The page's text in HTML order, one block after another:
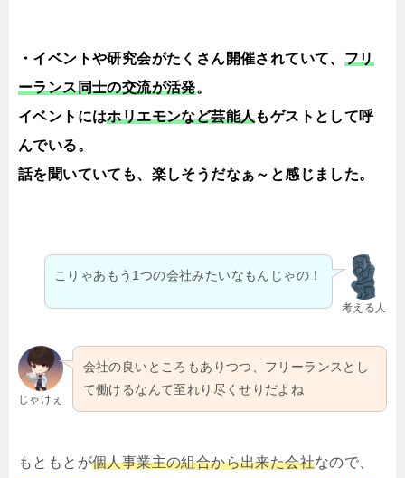
・イベントや研究会がたくさん開催されていて、 フリ
ーランス同士の交流が活発。
イベントにはホリエモンなど芸能人もゲストとして呼
んでいる。
話を聞いていても、楽しそうだなぁ～と感じました。
考える人
こりゃあもう1つの会社みたいなもんじゃの！
じゃけぇ
会社の良いところもありつつ、フリーランスとし
て働けるなんて至れり尽くせりだよね
もともとが個人事業主の組合から出来た会社なので、